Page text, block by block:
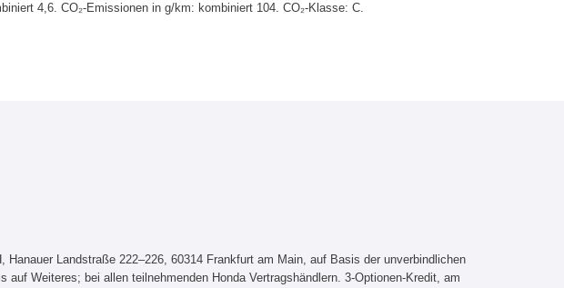
4,6. CO₂-Emissionen in g/km: kombiniert 104. CO₂-Klasse: C.
Landstraße 222–226, 60314 Frankfurt am Main, auf Basis der unverbindlichen
auf Weiteres; bei allen teilnehmenden Honda Vertragshändlern. 3-Optionen-Kredit, am